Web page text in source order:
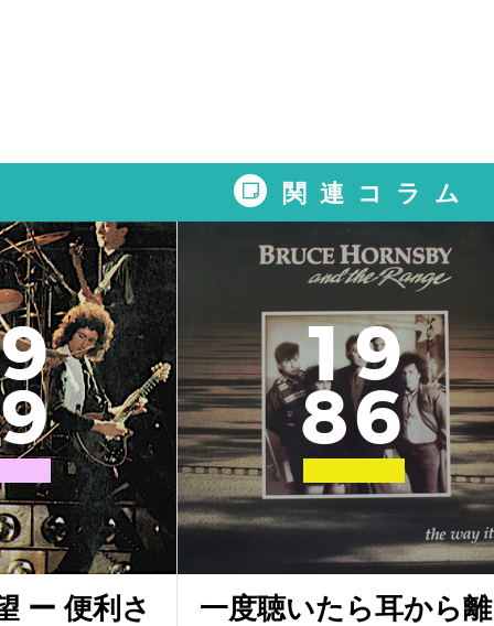
関連コラム
9
9
ー 便利さ
19
86
一度聴いたら耳から離